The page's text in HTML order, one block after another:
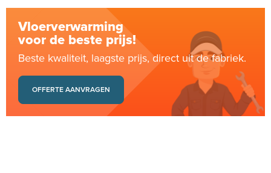
Vloerverwarming
voor de beste prijs!
Beste kwaliteit, laagste prijs, direct uit de fabriek.
OFFERTE AANVRAGEN